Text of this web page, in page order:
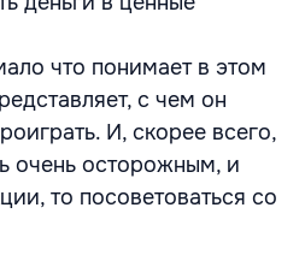
что понимает в этом
с чем он
И, скорее всего,
очень осторожным, и
то посоветоваться со